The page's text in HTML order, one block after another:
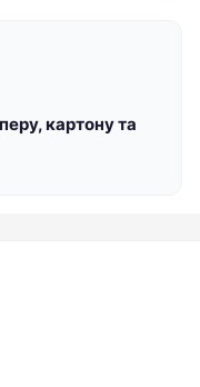
картону та